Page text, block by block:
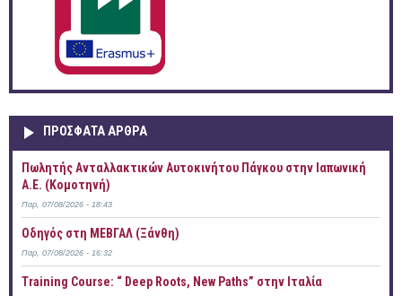
ΠΡOΣΦΑΤΑ AΡΘΡΑ
Πωλητής Ανταλλακτικών Αυτοκινήτου Πάγκου στην Ιαπωνική
Α.Ε. (Κομοτηνή)
Παρ, 07/08/2026 - 18:43
Οδηγός στη ΜΕΒΓΑΛ (Ξάνθη)
Παρ, 07/08/2026 - 16:32
Training Course: “ Deep Roots, New Paths” στην Ιταλία